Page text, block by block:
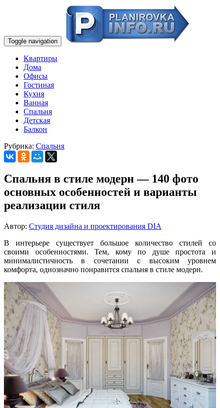
Toggle navigation
Квартиры
Дома
Офисы
Гостиная
Кухня
Ванная
Спальня
Детская
Балкон
Рубрика: Спальня
Спальня в стиле модерн — 140 фото
основных особенностей и варианты
реализации стиля
Автор: Студия дизайна и проектирования DIA
В интерьере существует большое количество стилей со
своими особенностями. Тем, кому по душе простота и
минималистичность в сочетании с высоким уровнем
комфорта, однозначно понравится спальня в стиле модерн.